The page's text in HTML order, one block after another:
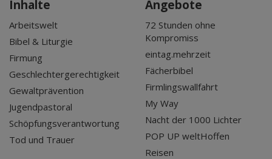
Inhalte
Arbeitswelt
Bibel & Liturgie
Firmung
Geschlechtergerechtigkeit
Gewaltprävention
Jugendpastoral
Schöpfungsverantwortung
Tod und Trauer
Angebote
72 Stunden ohne
Kompromiss
eintag.mehrzeit
Fächerbibel
Firmlingswallfahrt
My Way
Nacht der 1000 Lichter
POP UP weltHoffen
Reisen